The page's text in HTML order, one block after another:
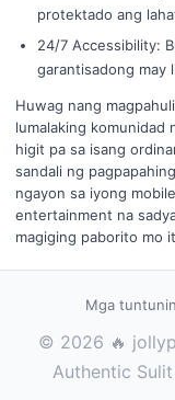
protektado ang
24/7 Accessibility:
garantisadong may
Huwag nang
lumalaking komunidad
higit pa sa isang
sandali ng
ngayon sa iyong
entertainment na
magiging paborito mo
Mga
© 2026 🔥
Authentic